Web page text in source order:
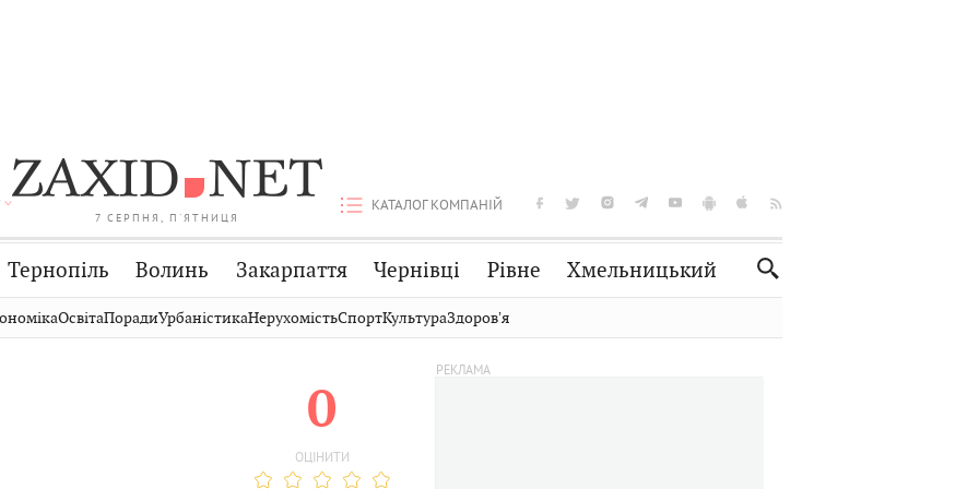
7 СЕРПНЯ, П'ЯТНИЦЯ
КАТАЛОГ КОМПАНІЙ
Тернопіль Волинь Закарпаття Чернівці Рівне Хмельницький
Стрий
Публікації Авто Словко
ОсвітаПорадиУрбаністикаНерухомістьСпортКультураЗдоровʼя
0
ОЦІНИТИ